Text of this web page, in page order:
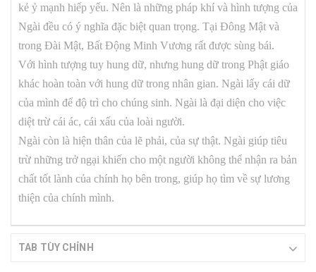
kẻ ỷ mạnh hiếp yếu. Nên là những pháp khí và hình tượng của
Ngài đều có ý nghĩa đặc biệt quan trọng. Tại Đông Mật và
trong Đài Mật, Bất Động Minh Vương rất được sùng bái.
Với hình tượng tuy hung dữ, nhưng hung dữ trong Phật giáo
khác hoàn toàn với hung dữ trong nhân gian. Ngài lấy cái dữ
của mình để độ trì cho chúng sinh. Ngài là đại diện cho việc
diệt trừ cái ác, cái xấu của loài người.
Ngài còn là hiện thân của lẽ phải, của sự thật. Ngài giúp tiêu
trừ những trở ngại khiến cho một người không thể nhận ra bản
chất tốt lành của chính họ bên trong, giúp họ tìm về sự lương
thiện của chính mình.
TAB TÙY CHỈNH